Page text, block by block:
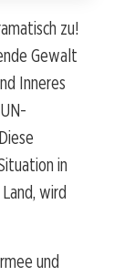
zu!
Gewalt
Inneres
in
wird
und